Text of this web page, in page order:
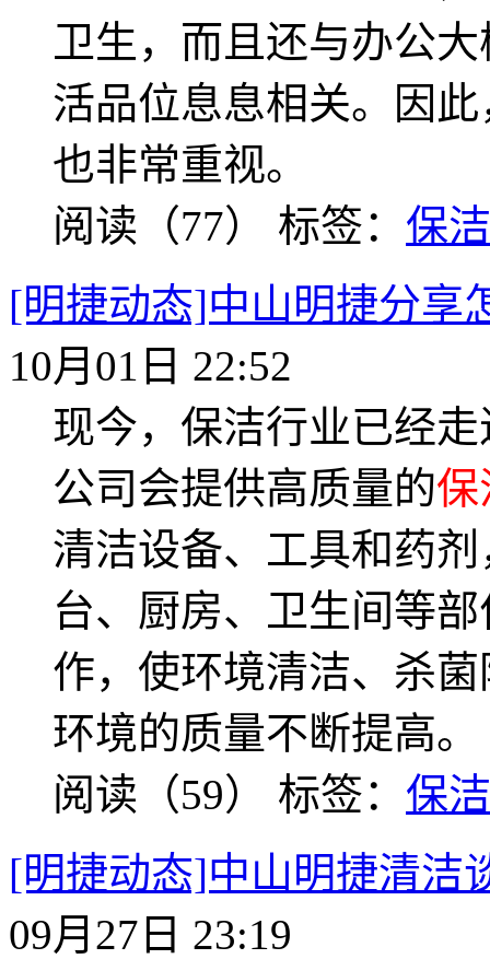
卫生，而且还与办公
活品位息息相关。因
也非常重视。
阅读（77） 标签： 保
[明捷动态]中山明捷分享
10月01日 22:52
现今，保洁行业已经
公司会提供高质量的保
清洁设备、工具和药
台、厨房、卫生间等
作，使环境清洁、杀
环境的质量不断提高。
阅读（59） 标签： 保
[明捷动态]中山明捷清洁
09月27日 23:19